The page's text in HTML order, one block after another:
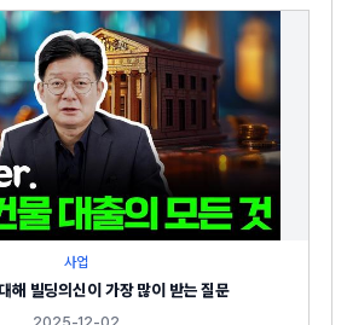
사업
해 빌딩의신이 가장 많이 받는 질문